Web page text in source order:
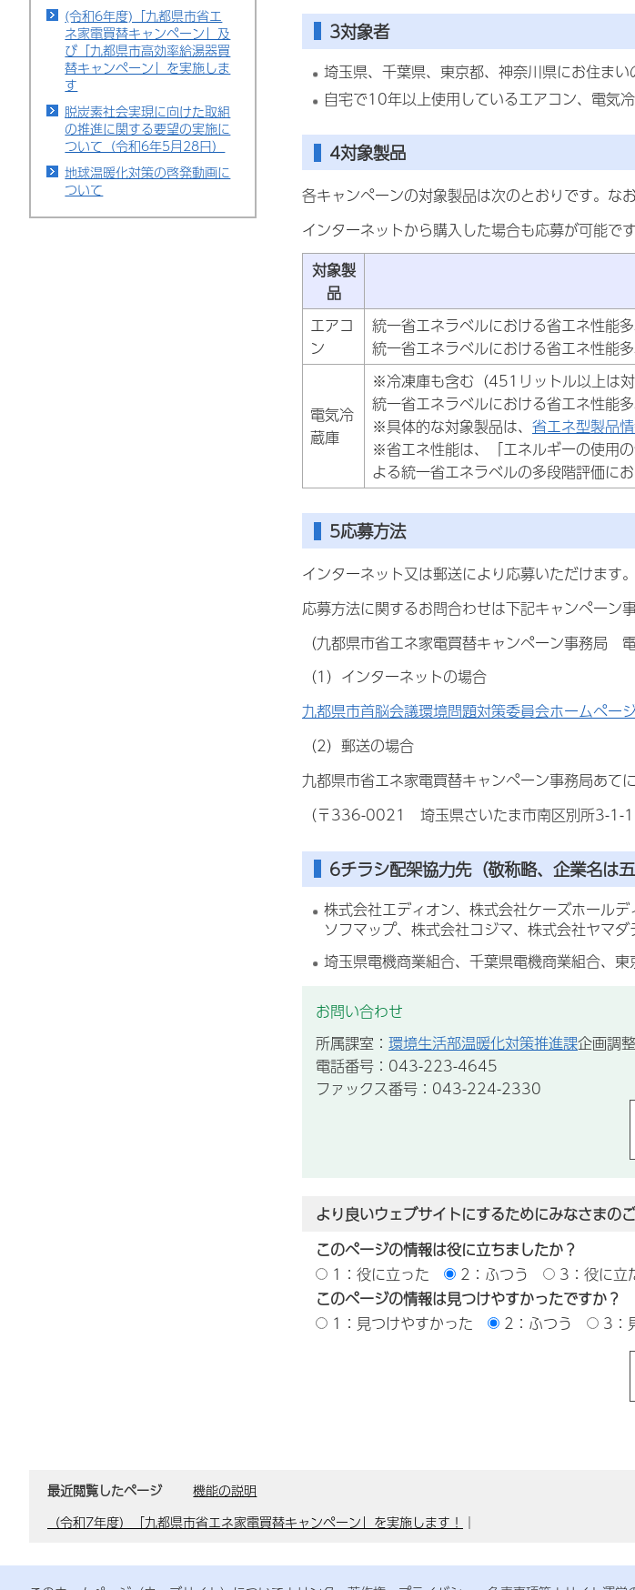
(令和6年度)「九都県市省エ
ネ家電買替キャンペーン」及
び「九都県市高効率給湯器買
替キャンペーン」を実施しま
す
脱炭素社会実現に向けた取組
の推進に関する要望の実施に
ついて（令和6年5月28日）
地球温暖化対策の啓発動画に
ついて
3対象者
埼玉県、千葉県、東京都、神奈川県にお住まい
自宅で10年以上使用しているエアコン、電気
4対象製品
各キャンペーンの対象製品は次のとおりです。な
インターネットから購入した場合も応募が可能です
対象製
品
エアコ
ン
統一省エネラベルにおける省エネ性能
統一省エネラベルにおける省エネ性能
電気冷
蔵庫
※冷凍庫も含む（451リットル以上は対
統一省エネラベルにおける省エネ性能
※具体的な対象製品は、 省エネ型製品
※省エネ性能は、「エネルギーの使用
よる統一省エネラベルの多段階評価に
5応募方法
インターネット又は郵送により応募いただけます
応募方法に関するお問合わせは下記キャンペーン
（九都県市省エネ家電買替キャンペーン事務局
（1）インターネットの場合
九都県市首脳会議環境問題対策委員会ホームペー
（2）郵送の場合
九都県市省エネ家電買替キャンペーン事務局あて
（〒336-0021 埼玉県さいたま市南区別所3-1-
6チラシ配架協力先（敬称略、企業名は五
株式会社エディオン、株式会社ケーズホール
ソフマップ、株式会社コジマ、株式会社ヤマ
埼玉県電機商業組合、千葉県電機商業組合、
お問い合わせ
所属課室： 環境生活部温暖化対策推進課企画調
電話番号：043-223-4645
ファックス番号：043-224-2330
より良いウェブサイトにするためにみなさまの
このページの情報は役に立ちましたか？
1：役に立った
2：ふつう
3：役に立
このページの情報は見つけやすかったですか？
1：見つけやすかった
2：ふつう 3：
最近閲覧したページ
機能の説明
（令和7年度）「九都県市省エネ家電買替キャンペーン」を実施します！ ｜